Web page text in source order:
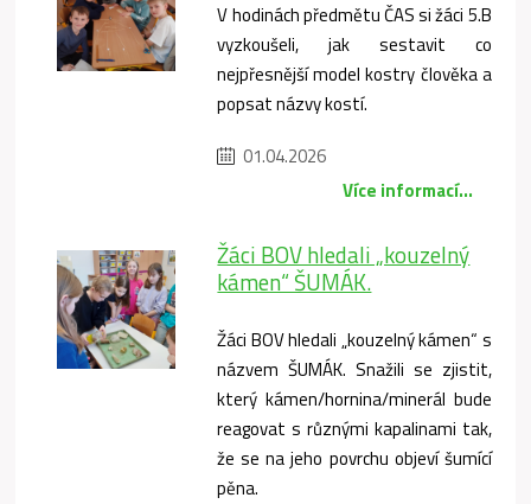
V hodinách předmětu ČAS si žáci 5.B
vyzkoušeli, jak sestavit co
nejpřesnější model kostry člověka a
popsat názvy kostí.
01.04.2026
Více informací...
Žáci BOV hledali „kouzelný
kámen“ ŠUMÁK.
Žáci BOV hledali „kouzelný kámen“ s
názvem ŠUMÁK. Snažili se zjistit,
který kámen/hornina/minerál bude
reagovat s různými kapalinami tak,
že se na jeho povrchu objeví šumící
pěna.